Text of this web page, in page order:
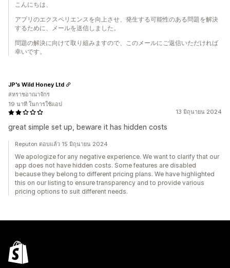
こんにちは、
アプリのエクスペリエンスを向上させ、発生する可能性のある問題を解決
するために、メールを送信しました。
問題の解決に向けて取り組みますので、このメールにご返信いただければ
幸いです。
13 มิถุนายน 2024
great simple set up, beware it has hidden costs
JP's Wild Honey Ltd
สหราชอาณาจักร
19 นาที ในการใช้แอป
Reputon ตอบแล้ว 15 มิถุนายน 2024
We apologize for any negative experience. We want to clarify that our
app does not have hidden costs. Some features are disabled
because they belong to different pricing plans. We have highlighted
this on our listing to ensure transparency and to provide various
pricing options to suit different needs.